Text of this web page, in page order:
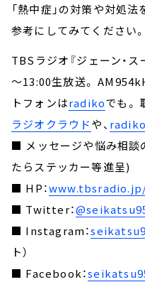
「熱中症」の対策や対処
参考にしてみてください。
TBSラジオ『ジェーン・
～13:00生放送。
トフォンはradikoでも。
ラジオクラウドや、
■ メッセージや悩み相談
たらステッカー等進呈)
■ HP：
■ Twitter：
■ Instagram：
ト）
■ Facebook：